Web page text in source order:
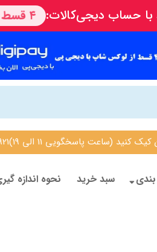
پاسخگویی 11 الی 19)09365755921
سبد خرید نحوه اندازه